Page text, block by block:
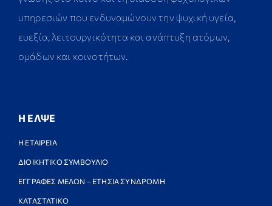
υπηρεσιών που ενδυναμώνουν την ψυχική υγεία,
ευεξία, λειτουργικότητα και ανάπτυξη ατόμων,
ομάδων και κοινοτήτων.
Η ΕΛΨΕ
Η ΕΤΑΙΡΕΙΑ
ΔΙΟΙΚΗΤΙΚΟ ΣΥΜΒΟΥΛΙΟ
ΕΓΓΡΑΦΕΣ ΜΕΛΩΝ – ΕΤΗΣΙΑ ΣΥΝΔΡΟΜΗ
ΚΑΤΑΣΤΑΤΙΚΟ